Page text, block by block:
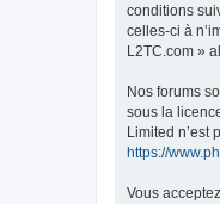
conditions
celles-ci à
L2TC.com »
Nos forums
sous la
Limited n’est
https://
Vous